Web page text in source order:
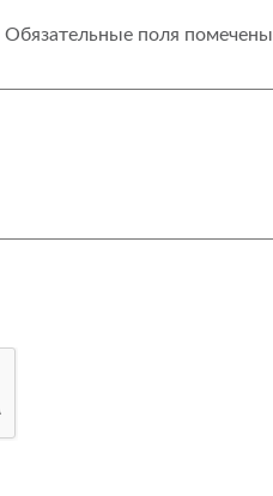
Обязательные поля помечены